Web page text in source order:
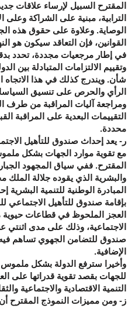
المقترح السبيل لإرساء علاقات
الترابية، مبنية على الشراكة
الوصاية. وعلاوة على حقوق هذه
القوانين، فإن التعاقد سيكون هو
في إطار مرجعيات مجددة، تحدد
وتقييم الالتزامات المتبادلة بين
شأن. ويندرج كذلك في هذا الاتجاه
الرأي والحرص على تنسيق
ومراجعة آليات المراقبة من طرف
التقييمات البعدية على المراقبة
محددة.
ر- يعد إحداث صندوق للتأهيل
مع تقوية موارد الجهات بشكل
المقترح. ففي سياق المجهود
والبشرية الذي يقوده جلالة الملك
المبادرة الوطنية للتنمية البشرية
بإقامة صندوق للتأهيل الاجتماعي
العجز الملحوظ في قطاعات حيوية
الاجتماعية، وذلك على مدى
صندوق للتضامن الجهوي تساهم
الإضافية.
وأخيرا سترفع الدولة بشكل ملموس
للجهات بقصد تقوية قدراتها على
التنمية الاقتصادية والاجتماعية
ز- ومن مميزات النموذج المقترح